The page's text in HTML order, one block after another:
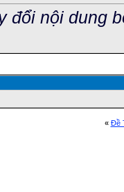
đổi nội dung
« Ðề